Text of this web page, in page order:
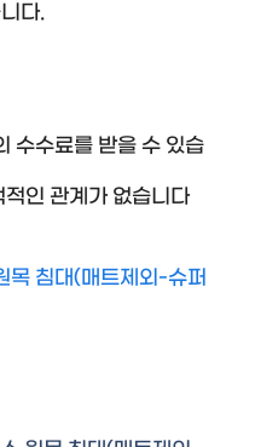
다.
수수료를 받을 수 있습
인 관계가 없습니다
목 침대(매트제외-슈퍼